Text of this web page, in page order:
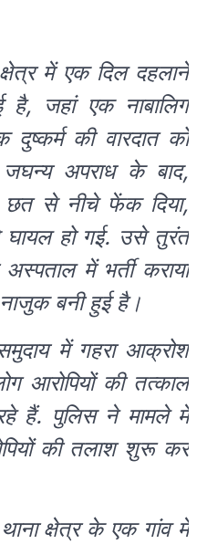
में एक दिल दहलाने
है, जहां एक नाबालिग
की वारदात को
अपराध के बाद,
छत से नीचे फेंक दिया,
हो गई. उसे तुरंत
में भर्ती कराया
बनी हुई है।
में गहरा आक्रोश
आरोपियों की तत्काल
रहे हैं. पुलिस ने मामले में
की तलाश शुरू कर
क्षेत्र के एक गांव में